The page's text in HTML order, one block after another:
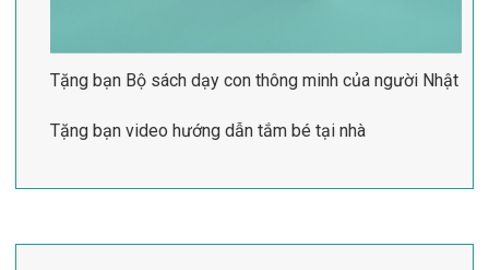
Tặng bạn Bộ sách dạy con thông minh của người Nhật
Tặng bạn video hướng dẫn tắm bé tại nhà